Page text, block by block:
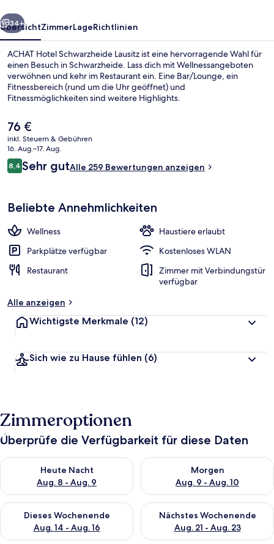
Weiter
34+
ÜbersichtZimmerLageRichtlinien
ACHAT Hotel Schwarzheide Lausitz ist eine hervorragende Wahl für
einen Besuch in Schwarzheide. Lass dich mit Wellnessangeboten
verwöhnen und kehr im Restaurant ein. Eine Bar/Lounge, ein
Fitnessbereich (rund um die Uhr geöffnet) und
Fitnessmöglichkeiten sind weitere Highlights.
Der
aktuelle
Preis
beträgt
76 €.
76 €
inkl. Steuern & Gebühren
16. Aug.–17. Aug.
Bewertungen
8,48,4 von 10.
Sehr gutAlle 259 Bewertungen anzeigen
Beliebte Annehmlichkeiten
Wellness
Haustiere erlaubt
Parkplätze verfügbar
Kostenloses WLAN
Restaurant
Zimmer mit Verbindungstür
verfügbar
Alle anzeigen
Wichtigste Merkmale (12)
Sich wie zu Hause fühlen (6)
Zimmeroptionen
Überprüfe die Verfügbarkeit für diese Daten
Heute Nacht
Aug. 8 - Aug. 9
Überprüfe die Verfügbarkeit für heute Nacht, Aug. 8 - Aug. 9.
Morgen
Aug. 9 - Aug. 10
Überprüfe die Verfügbarkeit
Dieses Wochenende
Aug. 14 - Aug. 16
Überprüfe die Verfügbarkeit für dieses Wochenende, Aug. 14
Nächstes Wochenende
Aug. 21 - Aug. 23
Überprüfe die Verfügbarkeit